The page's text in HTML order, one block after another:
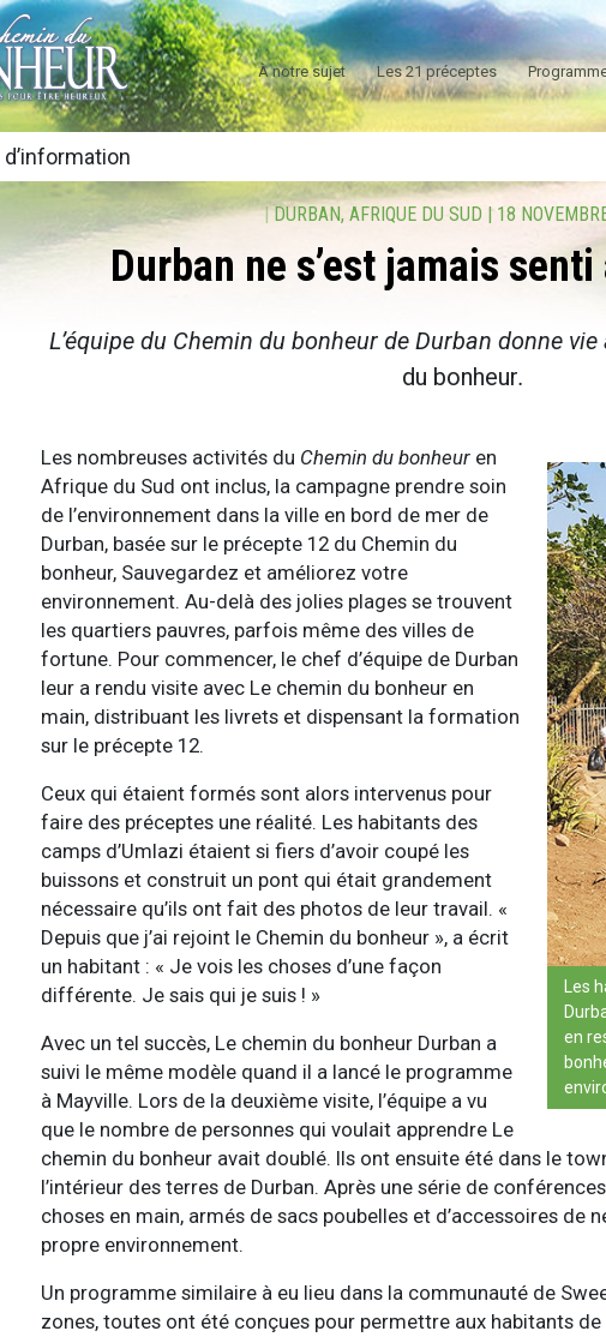
À notre sujet Les 21 préceptes
|DURBAN, AFRIQUE DU SUD | 18
Durban ne s’est jamais
L’équipe du Chemin du bonheur de Durban donne
du bonheur.
Les
en
Les nombreuses activités du Chemin du bonheur en
Afrique du Sud ont inclus, la campagne prendre soin
de l’environnement dans la ville en bord de mer de
Durban, basée sur le précepte 12 du Chemin du
bonheur, Sauvegardez et améliorez votre
environnement. Au-delà des jolies plages se trouvent
les quartiers pauvres, parfois même des villes de
fortune. Pour commencer, le chef d’équipe de Durban
leur a rendu visite avec Le chemin du bonheur en
main, distribuant les livrets et dispensant la formation
sur le précepte 12.
Ceux qui étaient formés sont alors intervenus pour
faire des préceptes une réalité. Les habitants des
camps d’Umlazi étaient si fiers d’avoir coupé les
buissons et construit un pont qui était grandement
nécessaire qu’ils ont fait des photos de leur travail. «
Depuis que j’ai rejoint le Chemin du bonheur », a écrit
un habitant : « Je vois les choses d’une façon
différente. Je sais qui je suis ! »
Avec un tel succès, Le chemin du bonheur Durban a
suivi le même modèle quand il a lancé le programme
à Mayville. Lors de la deuxième visite, l’équipe a vu
que le nombre de personnes qui voulait apprendre Le
chemin du bonheur avait doublé. Ils ont ensuite été dans le
l’intérieur des terres de Durban. Après une série de
choses en main, armés de sacs poubelles et d’accessoires de
propre environnement.
Un programme similaire à eu lieu dans la communauté de
zones, toutes ont été conçues pour permettre aux habitants